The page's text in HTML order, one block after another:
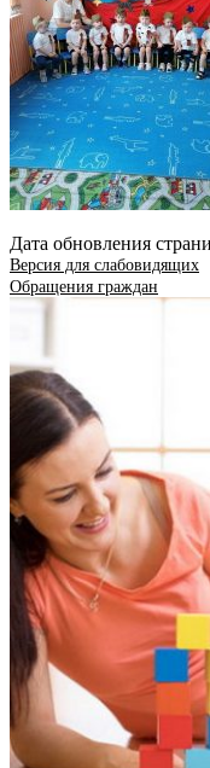
Дата обновления
Версия для слабовидящих
Обращения граждан